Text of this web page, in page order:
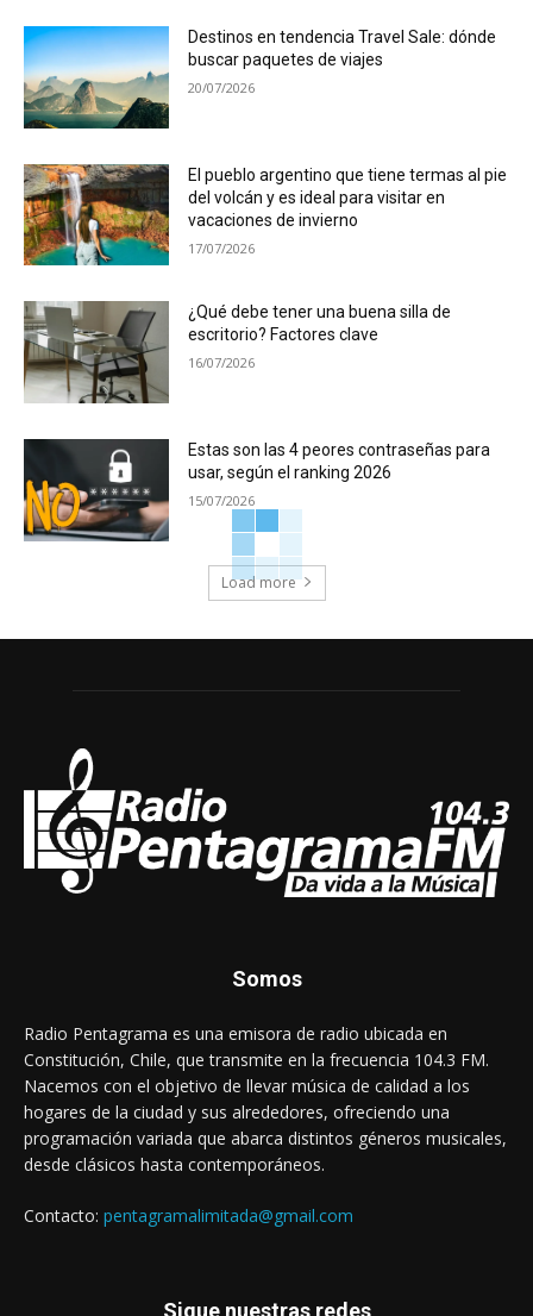
Destinos en tendencia Travel Sale: dónde
buscar paquetes de viajes
20/07/2026
El pueblo argentino que tiene termas al pie
del volcán y es ideal para visitar en
vacaciones de invierno
17/07/2026
¿Qué debe tener una buena silla de
escritorio? Factores clave
16/07/2026
Estas son las 4 peores contraseñas para
usar, según el ranking 2026
15/07/2026
Load more
Somos
Radio Pentagrama es una emisora de radio ubicada en
Constitución, Chile, que transmite en la frecuencia 104.3 FM.
Nacemos con el objetivo de llevar música de calidad a los
hogares de la ciudad y sus alrededores, ofreciendo una
programación variada que abarca distintos géneros musicales,
desde clásicos hasta contemporáneos.
Contacto: pentagramalimitada@gmail.com
Sigue nuestras redes